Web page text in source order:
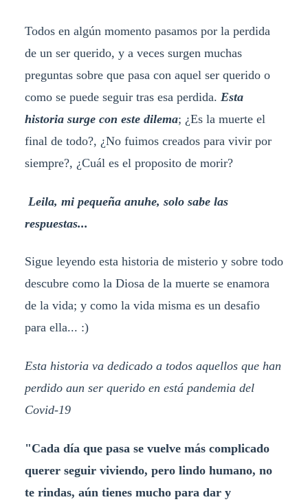
Todos en algún momento pasamos por la perdida
de un ser querido, y a veces surgen muchas
preguntas sobre que pasa con aquel ser querido o
como se puede seguir tras esa perdida. Esta
historia surge con este dilema; ¿Es la muerte el
final de todo?, ¿No fuimos creados para vivir por
siempre?, ¿Cuál es el proposito de morir?
Leila, mi pequeña anuhe, solo sabe las
respuestas...
Sigue leyendo esta historia de misterio y sobre todo
descubre como la Diosa de la muerte se enamora
de la vida; y como la vida misma es un desafio
para ella... :)
Esta historia va dedicado a todos aquellos que han
perdido aun ser querido en está pandemia del
Covid-19
"Cada día que pasa se vuelve más complicado
querer seguir viviendo, pero lindo humano, no
te rindas, aún tienes mucho para dar y